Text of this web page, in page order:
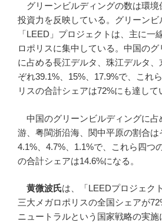
グリーンビルディングの数は環境
投資力を反映している。グリーンビ
「LEED」プロジェクトは、主に一
ロポリスに集中している。中国の
に占める長江デルタ、珠江デルタ
ぞれ39.1%、15%、17.9%で、これ
リスの合計シェアは72%にも達して
中国のグリーンビルディングに占
游、粤閩浙沿海、関中平原の割合は
4.1%、4.7%、1.1%で、これら四つ
の合計シェアは14.6%になる。
黄微波氏は、「LEEDプロジェク
三大メガロポリスの全国シェアが
ニュートラルという国家戦略の実